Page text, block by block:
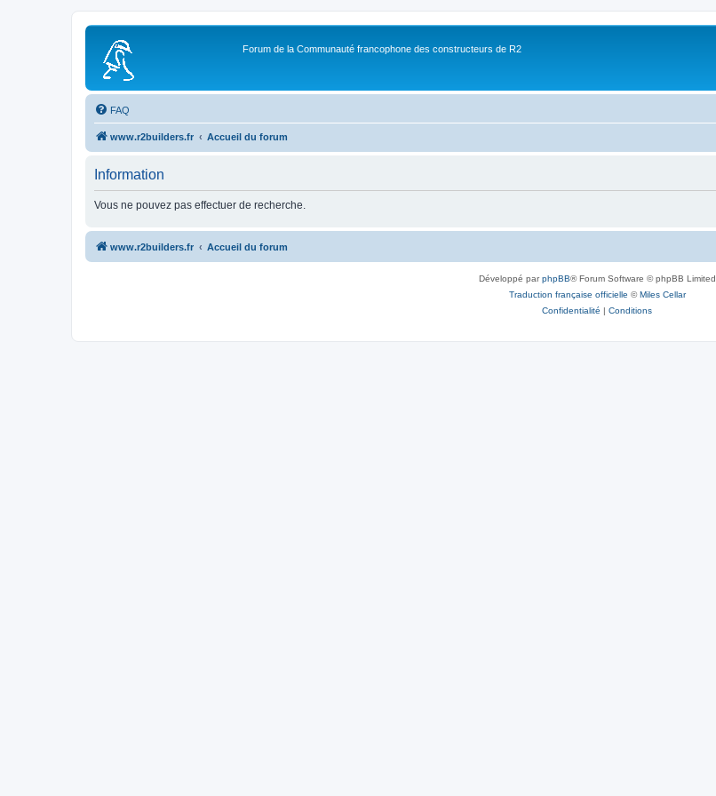
Forum de la Communauté francophone des constructeurs de R2
FAQ
www.r2builders.fr Accueil du forum
Information
Vous ne pouvez pas effectuer de recherche.
www.r2builders.fr Accueil du forum
Développé parphpBB® Forum Software © phpBB Limited
Traduction française officielle ©Miles Cellar
Confidentialité | Conditions